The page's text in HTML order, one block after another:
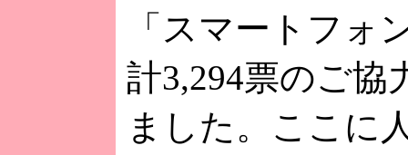
「スマートフォ
計3,294票のご協
ました。ここに